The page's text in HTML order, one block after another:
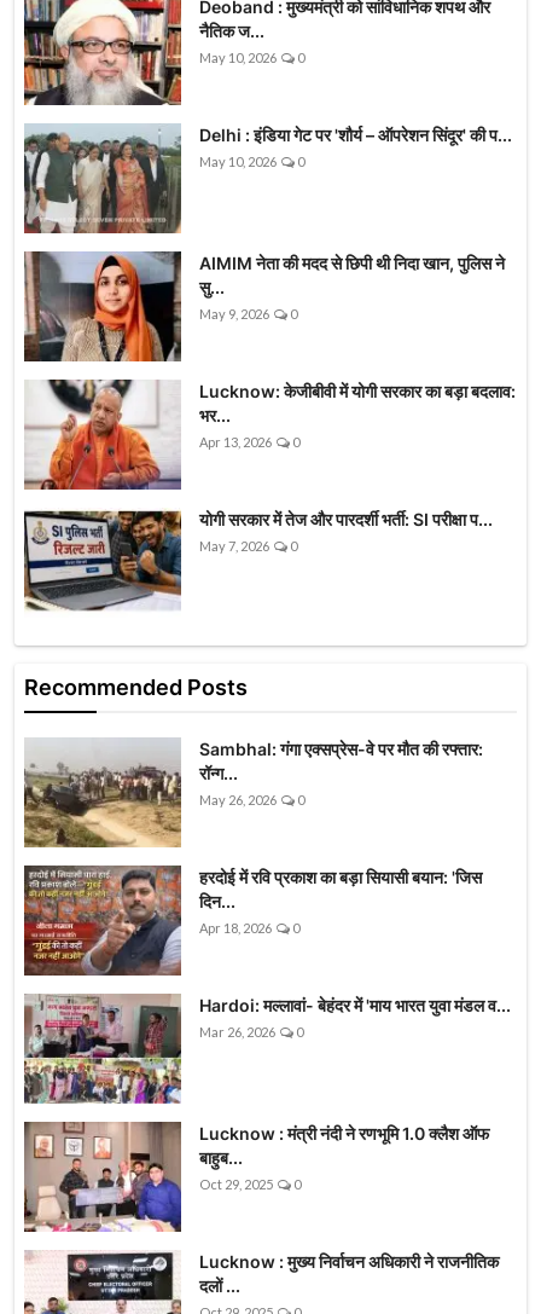
Deoband : मुख्यमंत्री को सांविधानिक शपथ और
नैतिक ज...
May 10, 2026 0
Delhi : इंडिया गेट पर 'शौर्य – ऑपरेशन सिंदूर' की प...
May 10, 2026 0
AIMIM नेता की मदद से छिपी थी निदा खान, पुलिस ने
सु...
May 9, 2026 0
Lucknow: केजीबीवी में योगी सरकार का बड़ा बदलाव:
भर...
Apr 13, 2026 0
योगी सरकार में तेज और पारदर्शी भर्ती: SI परीक्षा प...
May 7, 2026 0
Recommended Posts
Sambhal: गंगा एक्सप्रेस-वे पर मौत की रफ्तार:
रॉन्ग...
May 26, 2026 0
हरदोई में रवि प्रकाश का बड़ा सियासी बयान: 'जिस
दिन...
Apr 18, 2026 0
Hardoi: मल्लावां- बेहंदर में 'माय भारत युवा मंडल व...
Mar 26, 2026 0
Lucknow : मंत्री नंदी ने रणभूमि 1.0 क्लैश ऑफ
बाहुब...
Oct 29, 2025 0
Lucknow : मुख्य निर्वाचन अधिकारी ने राजनीतिक
दलों ...